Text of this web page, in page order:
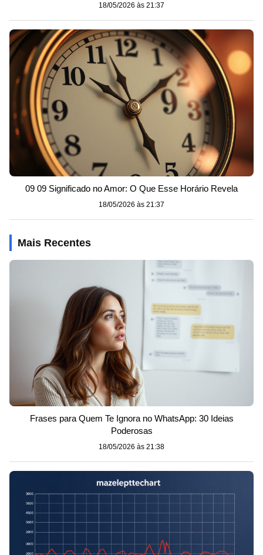
18/05/2026 às 21:37
09 09 Significado no Amor: O Que Esse Horário Revela
18/05/2026 às 21:37
Mais Recentes
Frases para Quem Te Ignora no WhatsApp: 30 Ideias
Poderosas
18/05/2026 às 21:38